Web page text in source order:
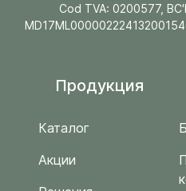
Cod TVA: 0200577,
Продукция
Каталог
Акции